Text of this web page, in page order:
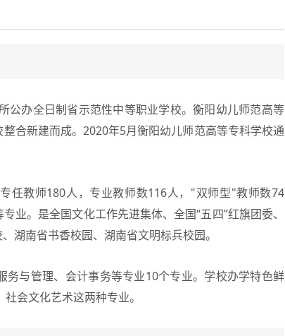
办全日制省示范性中等职业学校。衡阳幼儿师范高等
合新建而成。2020年5月衡阳幼儿师范高等专科学校通
教师180人，专业教师数116人，"双师型"教师数74
业。是全国文化工作先进集体、全国“五四”红旗团委、
湖南省书香校园、湖南省文明标兵校园。
与管理、会计事务等专业10个专业。学校办学特色鲜
会文化艺术这两种专业。